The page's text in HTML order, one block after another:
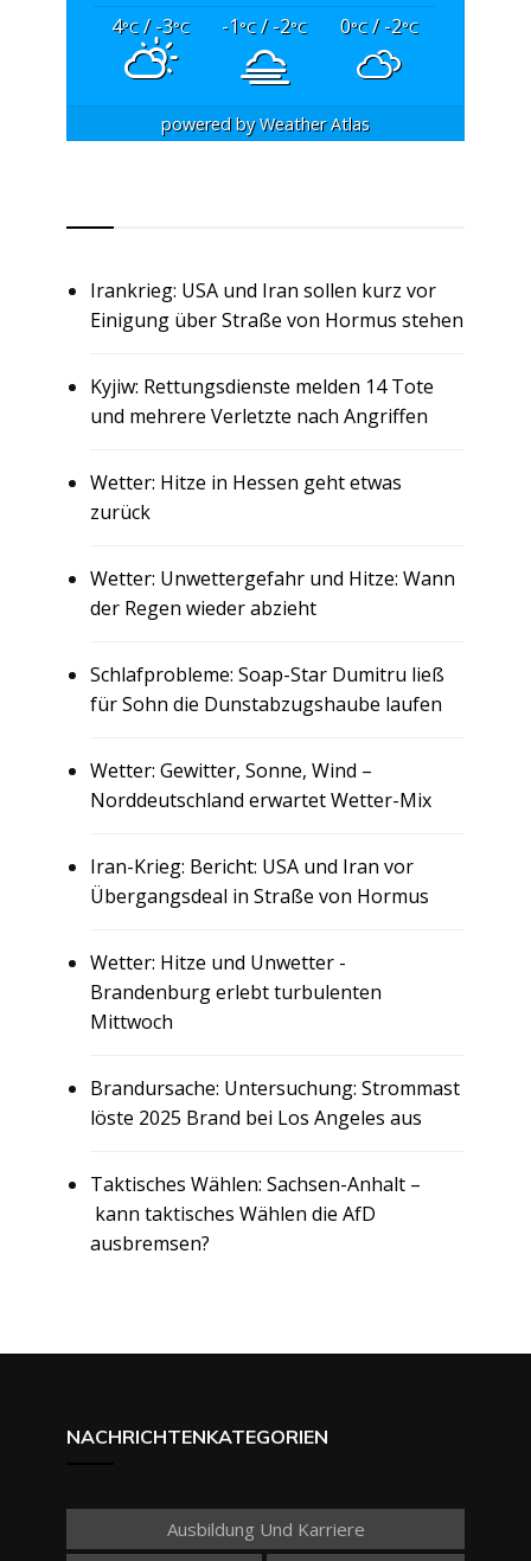
4°C/ -3°C -1°C/ -2°C 0°C/ -2°C
powered byWeather Atlas
Irankrieg: USA und Iran sollen kurz vor
Einigung über Straße von Hormus stehen
Kyjiw: Rettungsdienste melden 14 Tote
und mehrere Verletzte nach Angriffen
Wetter: Hitze in Hessen geht etwas
zurück
Wetter: Unwettergefahr und Hitze: Wann
der Regen wieder abzieht
Schlafprobleme: Soap-Star Dumitru ließ
für Sohn die Dunstabzugshaube laufen
Wetter: Gewitter, Sonne, Wind –
Norddeutschland erwartet Wetter-Mix
Iran-Krieg: Bericht: USA und Iran vor
Übergangsdeal in Straße von Hormus
Wetter: Hitze und Unwetter -
Brandenburg erlebt turbulenten
Mittwoch
Brandursache: Untersuchung: Strommast
löste 2025 Brand bei Los Angeles aus
Taktisches Wählen: Sachsen-Anhalt –
kann taktisches Wählen die AfD
ausbremsen?
NACHRICHTENKATEGORIEN
Ausbildung Und Karriere